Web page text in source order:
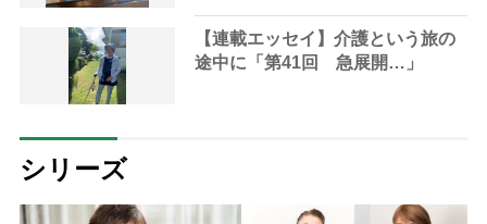
【連載エッセイ】介護という旅の
途中に「第41回 急展開…」
シリーズ